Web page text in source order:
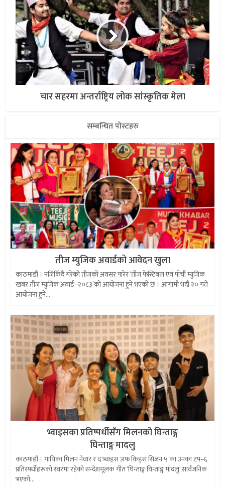
चार सहरमा अन्तर्राष्ट्रिय लोक सांस्कृतिक मेला
सम्बन्धित पोस्टहरु
तीज म्युजिक अवार्डको आवेदन खुला
काठमाडौं । नजिकिँदै गरेको तीजको अवसर पारेर ‘तीज फेस्टिबल एवं पाँचौं म्युजिक
खबर तीज म्युजिक अवार्ड–२०८३’को आयोजना हुने भएको छ । आगामी भदौं २० गते
आयोजना हुने...
भ्वाइसका प्रतिष्पर्धीसँग मिलनको घिन्ताङ्ग
घिन्ताङ्ग मादलु
काठमाडौं । गायिका मिलन नेवार र द भ्वाइस अफ किड्स सिजन ५ का उनका टप–६
प्रतिस्पर्धीहरूको स्वरमा रहेको सन्देशमूलक गीत ‘घिन्ताङ्ग घिन्ताङ्ग मादलु’ सार्वजनिक
भएको...